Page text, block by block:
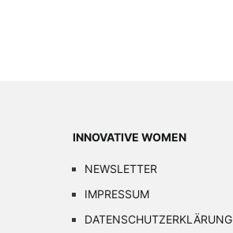
INNOVATIVE WOMEN
NEWSLETTER
IMPRESSUM
DATENSCHUTZERKLÄRUNG